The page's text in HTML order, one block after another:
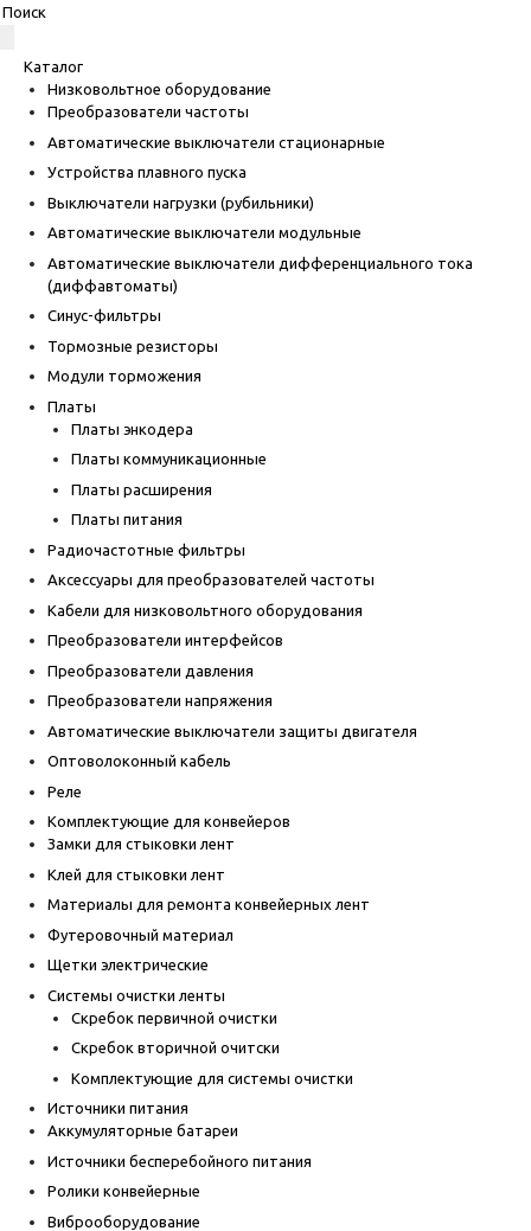
Каталог
Низковольтное оборудование
Преобразователи частоты
Автоматические выключатели стационарные
Устройства плавного пуска
Выключатели нагрузки (рубильники)
Автоматические выключатели модульные
Автоматические выключатели дифференциального тока
(диффавтоматы)
Синус-фильтры
Тормозные резисторы
Модули торможения
Платы
Платы энкодера
Платы коммуникационные
Платы расширения
Платы питания
Радиочастотные фильтры
Аксессуары для преобразователей частоты
Кабели для низковольтного оборудования
Преобразователи интерфейсов
Преобразователи давления
Преобразователи напряжения
Автоматические выключатели защиты двигателя
Оптоволоконный кабель
Реле
Комплектующие для конвейеров
Замки для стыковки лент
Клей для стыковки лент
Материалы для ремонта конвейерных лент
Футеровочный материал
Щетки электрические
Системы очистки ленты
Скребок первичной очистки
Скребок вторичной очитски
Комплектующие для системы очистки
Источники питания
Аккумуляторные батареи
Источники бесперебойного питания
Ролики конвейерные
Виброоборудование